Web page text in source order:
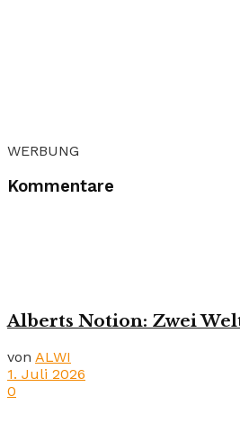
WERBUNG
Kommentare
Alberts Notion: Zwei
von ALWI
1. Juli 2026
0